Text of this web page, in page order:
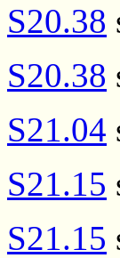
S20.38
S20.38
S21.04
S21.15
S21.15